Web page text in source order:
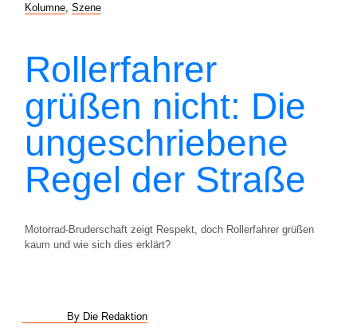
Kolumne Szene
Rollerfahrer
grüßen nicht: Die
ungeschriebene
Regel der Straße
Motorrad-Bruderschaft zeigt Respekt, doch Rollerfahrer grüßen
kaum und wie sich dies erklärt?
By Die Redaktion